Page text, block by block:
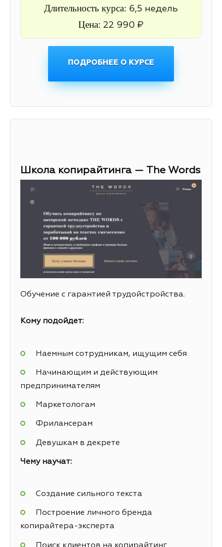
Длительность курса: 6,5 недель
Цена: 22 990 ₽
ПОДРОБНЕЕ О КУРСЕ
Школа копирайтинга — The Words
Обучение с гарантией трудойстройства.
Кому подойдет:
Наемным сотрудникам, ищущим себя
Начинающим и действующим
предпринимателям
Маркетологам
Фрилансерам
Девушкам в декрете
Чему научат:
Создание сильного текста
Построение личного бренда
копирайтера-эксперта
Поиск клиентов на копирайтинг